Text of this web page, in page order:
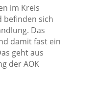
im Kreis
befinden sich
Das
damit fast ein
geht aus
der AOK